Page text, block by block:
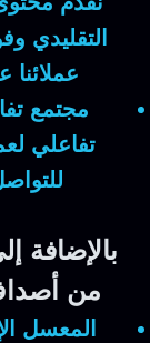
التقليدي
مجتمع
تفاعلي
بالإضافة
من
المعسل